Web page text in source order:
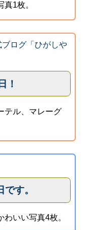
1枚。
ログ「ひがしや
！
テル、マレーグ
す。
いい写真4枚。